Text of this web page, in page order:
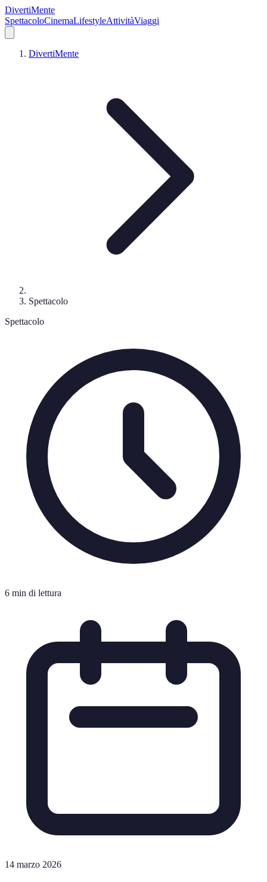
DivertiMente
SpettacoloCinemaLifestyleAttivitàViaggi
DivertiMente
Spettacolo
Spettacolo
6 min di lettura
14 marzo 2026